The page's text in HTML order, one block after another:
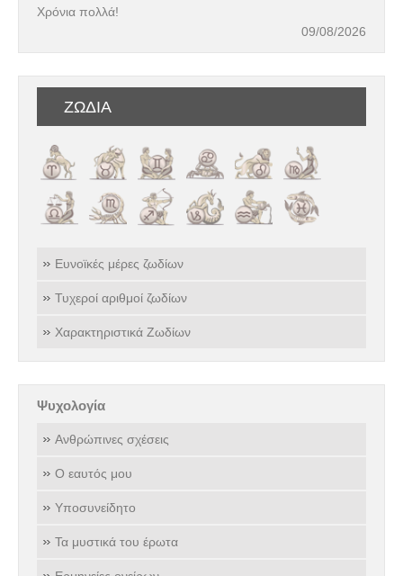
Χρόνια πολλά!
09/08/2026
ΖΩΔΙΑ
Ευνοϊκές μέρες ζωδίων
Τυχεροί αριθμοί ζωδίων
Χαρακτηριστικά Ζωδίων
Ψυχολογία
Ανθρώπινες σχέσεις
Ο εαυτός μου
Υποσυνείδητο
Τα μυστικά του έρωτα